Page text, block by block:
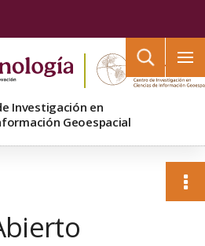
Investigación en
Geoespacial